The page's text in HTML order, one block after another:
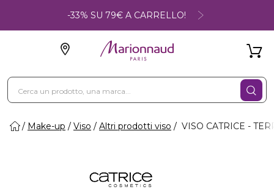
-33% SU 79€ A CARRELLO!
Make-up Viso Altri prodotti viso VISO CATRICE -